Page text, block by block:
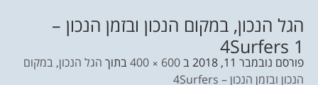
הגל הנכון, במקום הנכון ובזמן הנכון –
4Surfers 1
פורסם נובמבר 11, 2018 ב600 × 400 בתוך הגל הנכון, במקום
הנכון ובזמן הנכון – 4Surfers